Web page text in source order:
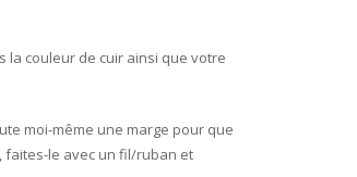
la couleur de cuir ainsi que votre
moi-même une marge pour que
faites-le avec un fil/ruban et